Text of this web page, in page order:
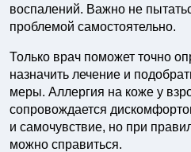
воспалений. Важно не
проблемой самостоятельно.
Только врач поможет точно
назначить лечение и
меры. Аллергия на коже у
сопровождается
и самочувствие, но при
можно справиться.